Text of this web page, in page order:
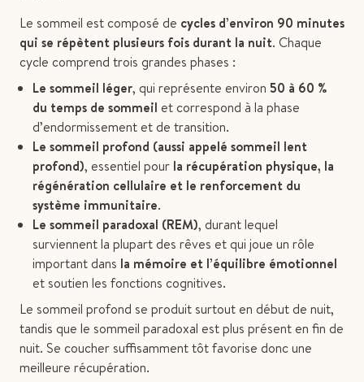
Le sommeil est composé de cycles d’environ 90 minutes
qui se répètent plusieurs fois durant la nuit. Chaque
cycle comprend trois grandes phases :
Le sommeil léger, qui représente environ 50 à 60 %
du temps de sommeil et correspond à la phase
d’endormissement et de transition.
Le sommeil profond (aussi appelé sommeil lent
profond), essentiel pour la récupération physique, la
régénération cellulaire et le renforcement du
système immunitaire.
Le sommeil paradoxal (REM), durant lequel
surviennent la plupart des rêves et qui joue un rôle
important dans la mémoire et l’équilibre émotionnel
et soutien les fonctions cognitives.
Le sommeil profond se produit surtout en début de nuit,
tandis que le sommeil paradoxal est plus présent en fin de
nuit. Se coucher suffisamment tôt favorise donc une
meilleure récupération.